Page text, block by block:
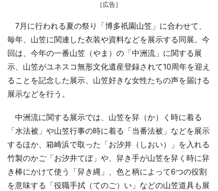
［広告］
7月に行われる夏の祭り「博多祇園山笠」に合わせて、
毎年、山笠に関連した衣装や資料などを展示する同展。今
回は、今年の一番山笠（やま）の「中洲流」に関する展
示、山笠がユネスコ無形文化遺産登録されて10周年を迎え
ることを記念した展示、山笠好きな女性たちの声を届ける
展示などを行う。
中洲流に関する展示では、山笠を舁（か）く時に着る
「水法被」や山笠行事の時に着る「当番法被」などを展示
するほか、箱崎浜で取った「お汐井（しおい）」を入れる
竹製のかご「お汐井てぼ」や、舁き手が山笠を舁く時に舁
き棒にかけて使う「舁き縄」、色と柄によって6つの役割
を意味する「役職手拭（てのご）い」などの山笠道具も展